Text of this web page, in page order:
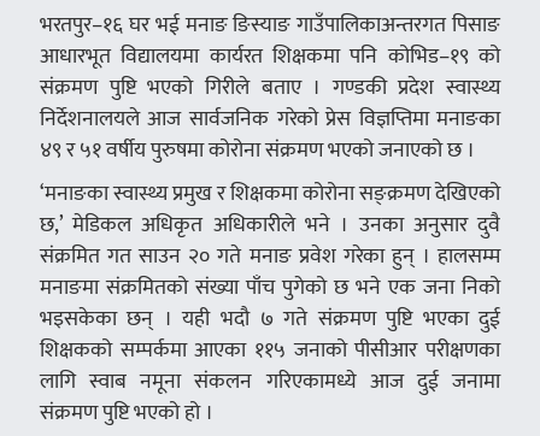
भरतपुर–१६ घर भई मनाङ ङिस्याङ गाउँपालिकाअन्तरगत पिसाङ
आधारभूत विद्यालयमा कार्यरत शिक्षकमा पनि कोभिड–१९ को
संक्रमण पुष्टि भएको गिरीले बताए । गण्डकी प्रदेश स्वास्थ्य
निर्देशनालयले आज सार्वजनिक गरेको प्रेस विज्ञप्तिमा मनाङका
४९ र ५१ वर्षीय पुरुषमा कोरोना संक्रमण भएको जनाएको छ ।
‘मनाङका स्वास्थ्य प्रमुख र शिक्षकमा कोरोना सङ्क्रमण देखिएको
छ,’ मेडिकल अधिकृत अधिकारीले भने । उनका अनुसार दुवै
संक्रमित गत साउन २० गते मनाङ प्रवेश गरेका हुन् । हालसम्म
मनाङमा संक्रमितको संख्या पाँच पुगेको छ भने एक जना निको
भइसकेका छन् । यही भदौ ७ गते संक्रमण पुष्टि भएका दुई
शिक्षकको सम्पर्कमा आएका ११५ जनाको पीसीआर परीक्षणका
लागि स्वाब नमूना संकलन गरिएकामध्ये आज दुई जनामा
संक्रमण पुष्टि भएको हो ।